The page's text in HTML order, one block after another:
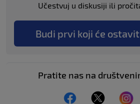
Učestvuj u diskusiji ili
Budi prvi koji će
Pratite nas na